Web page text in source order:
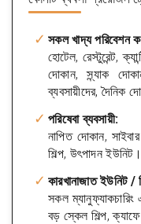
সকল খাদ্য পরিবেশন
হোটেল, রেস্টুরেন্ট,
দোকান, স্ন্যাক
ব্যবসায়ীদের, দৈনিক
পরিষেবা ব্যবসায়ী:
নাপিত দোকান,
শিল্প, উৎপাদন ইউনিট।
কারখানাজাত ইউনিট /
সকল ম্যানুফ্যাকচারিং
বড় স্কেল শিল্প,